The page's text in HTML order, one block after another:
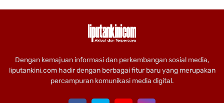
Dengan kemajuan informasi dan perkembangan sosial media,
liputankini.com hadir dengan berbagai fitur baru yang merupakan
percampuran komunikasi media digital.